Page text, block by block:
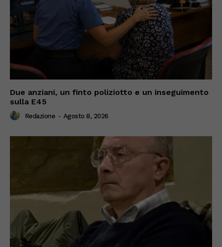
Due anziani, un finto poliziotto e un inseguimento
sulla E45
Redazione - Agosto 8, 2026